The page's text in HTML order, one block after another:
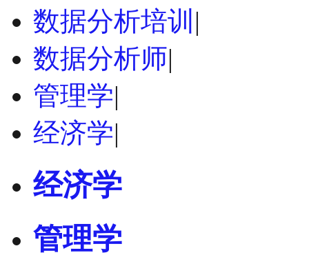
数据分析培训 |
数据分析师|
管理学|
经济学|
经济学
管理学